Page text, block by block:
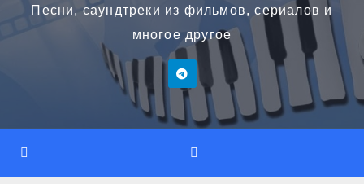
Песни, саундтреки из фильмов, сериалов и
многое другое